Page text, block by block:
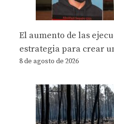
El aumento de las
estrategia para crear
8 de agosto de 2026